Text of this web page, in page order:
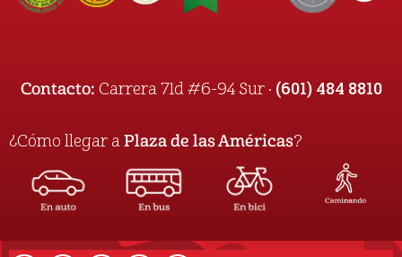
Contacto: Carrera 71d #6-94 Sur · (601) 484 8810
¿Cómo llegar a Plaza de las Américas?